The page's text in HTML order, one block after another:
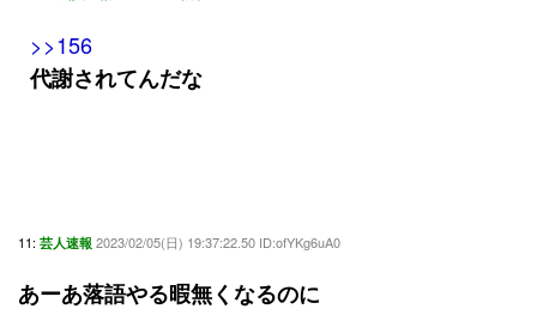
>>156
代謝されてんだな
11: 芸人速報 2023/02/05(日) 19:37:22.50 ID:ofYKg6uA0
あーあ落語やる暇無くなるのに